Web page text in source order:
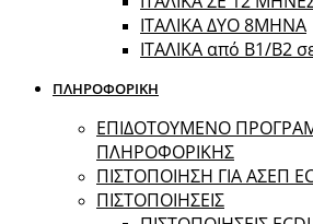
ΙΤΑΛΙΚΑ ΔΥΟ 8ΜΗΝΑ
ΙΤΑΛΙΚΑ από B1/B2
ΠΛΗΡΟΦΟΡΙΚΗ
ΕΠΙΔΟΤΟΥΜΕΝΟ
ΠΛΗΡΟΦΟΡΙΚΗΣ
ΠIΣΤΟΠΟΙΗΣΗ ΓΙΑ ΑΣΕΠ
ΠΙΣΤΟΠΟΙΗΣΕΙΣ